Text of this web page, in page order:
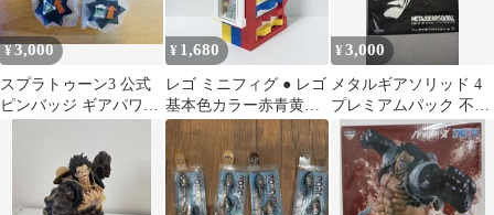
¥3,000
スプラトゥーン3 公式
ピンバッジ ギアパワー
¥ 1,680
レゴ ミニフィグ ● レゴ
基本色カラー赤青黄の
ペン立て ギア4th C-978
¥3,000
メタルギアソリッド 4
プレミアムパック 不織
布 バッグ